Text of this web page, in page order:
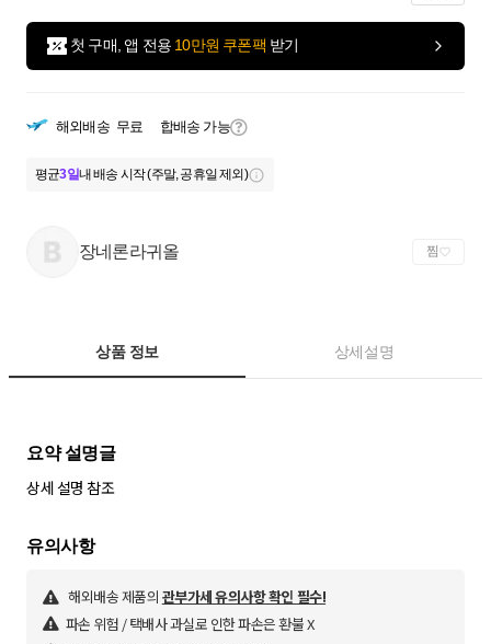
첫 구매, 앱 전용 10만원 쿠폰팩 받기
해외배송 무료 합배송 가능
평균3일내 배송 시작 (주말, 공휴일 제외)
장네론라귀올 찜
상품 정보 상세설명
요약 설명글
상세 설명 참조
유의사항
해외배송 제품의 관부가세 유의사항 확인 필수!
파손 위험 / 택배사 과실로 인한 파손은 환불 X